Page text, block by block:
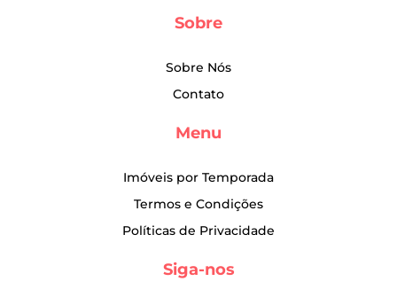
Sobre
Sobre Nós
Contato
Menu
Imóveis por Temporada
Termos e Condições
Políticas de Privacidade
Siga-nos